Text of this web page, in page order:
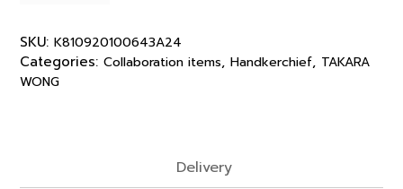
SKU: K810920100643A24
Categories: Collaboration items, Handkerchief, TAKARA
WONG
Delivery